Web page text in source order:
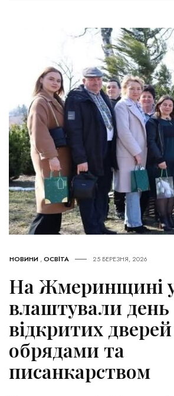
НОВИНИ ,ОСВІТА 25 БЕРЕЗНЯ, 2026
На Жмеринщині у
влаштували день
відкритих
обрядами та
писанкарством